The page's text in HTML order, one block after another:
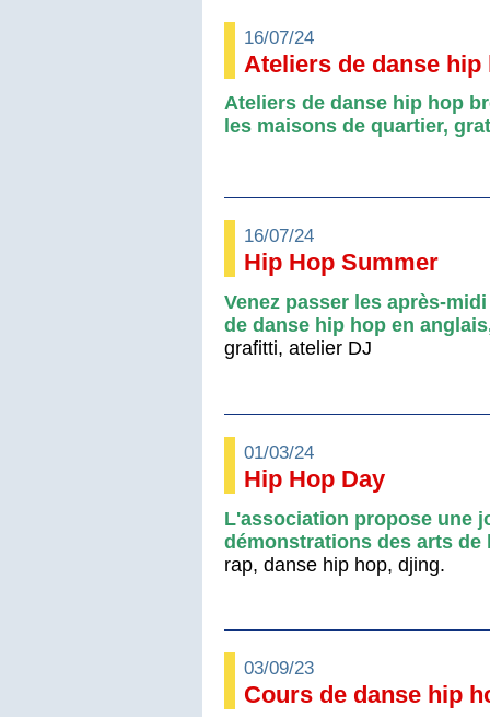
16/07/24
Ateliers de danse
Ateliers de danse hip hop
les maisons de quartier,
16/07/24
Hip Hop Summer
Venez passer les après-
de danse hip hop en
grafitti, atelier DJ
01/03/24
Hip Hop Day
L'association propose une
démonstrations des arts
rap, danse hip hop, djing.
03/09/23
Cours de danse hip